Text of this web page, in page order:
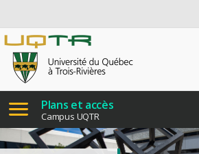
Plans et accès
Campus UQTR